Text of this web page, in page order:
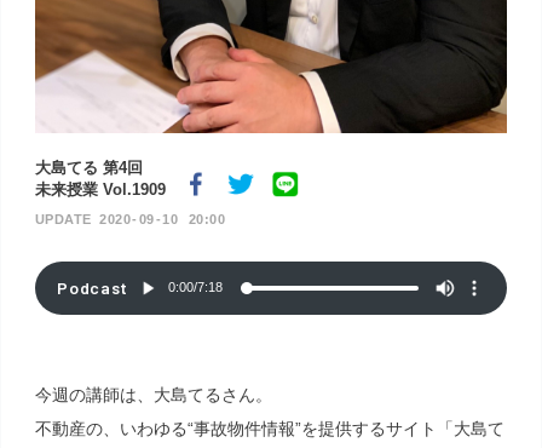
大島てる 第4回
未来授業 Vol.1909
2020 09 10 20:00
Podcast 0:00/7:18
今週の講師は、大島てるさん。
不動産の、いわゆる“事故物件情報”を提供するサイト「大島て